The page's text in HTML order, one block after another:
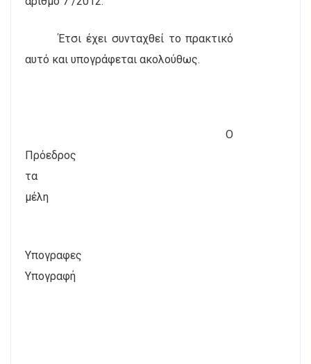
Έτσι έχει συνταχθεί το πρακτικό
αυτό και υπογράφεται ακολούθως.
Ο
Πρόεδρος
τα
μέλη
Υπογραφες
Υπογραφή